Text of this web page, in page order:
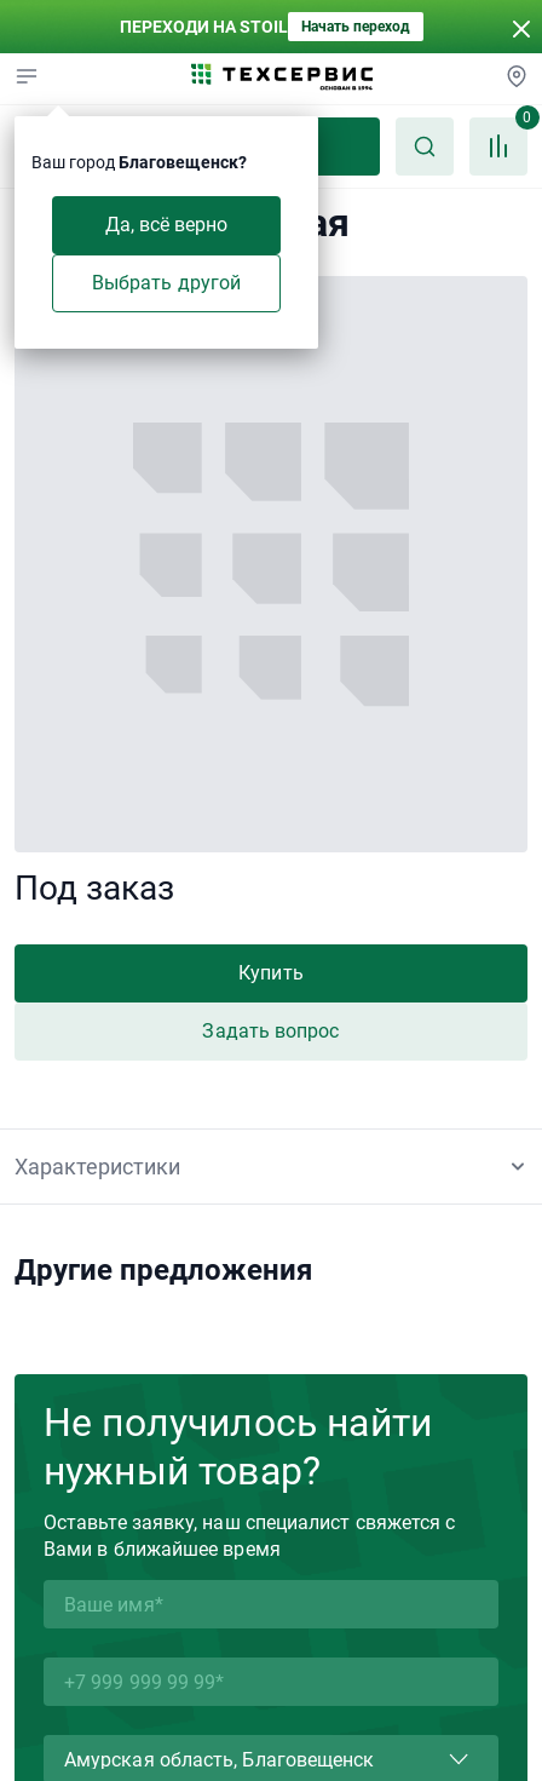
ПЕРЕХОДИ НА STOIL Начать переход
Ваш город Благовещенск?
Да, всё верно
Выбрать другой
0
Балка поперечная
Под заказ
Купить
Задать вопрос
Характеристики
Другие предложения
Не получилось найти
нужный товар?
Оставьте заявку, наш специалист свяжется с
Вами в ближайшее время